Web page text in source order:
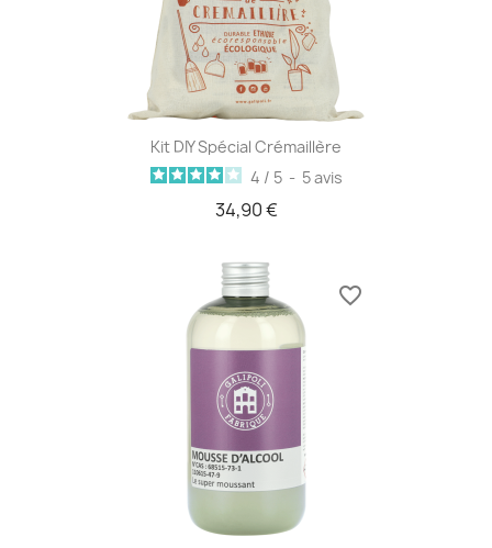
Kit DIY Spécial Crémaillère
4 / 5 - 5avis
34,90 €
favorite_border